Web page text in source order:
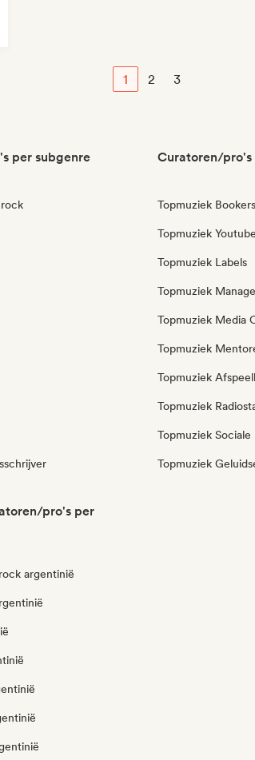
1 2 3
per subgenre Curatoren/
Topmuziek Bookers
Topmuziek
Topmuziek Labels
Topmuziek
Topmuziek Media
Topmuziek
Topmuziek
Topmuziek
Topmuziek
Topmuziek
pro's per
argentinië